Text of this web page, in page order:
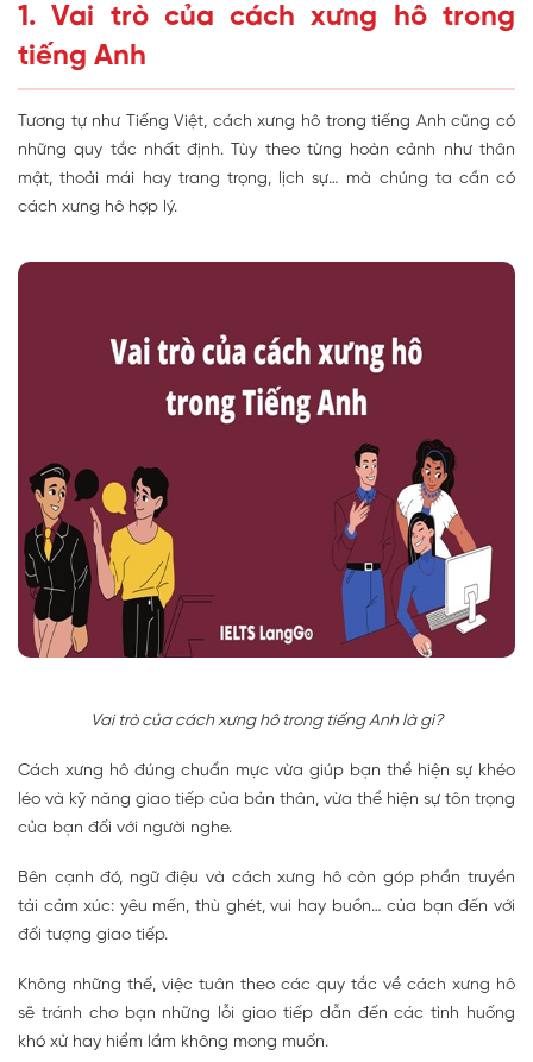
1. Vai trò của cách xưng hô trong
tiếng Anh
Tương tự như Tiếng Việt, cách xưng hô trong tiếng Anh cũng có
những quy tắc nhất định. Tùy theo từng hoàn cảnh như thân
mật, thoải mái hay trang trọng, lịch sự… mà chúng ta cần có
cách xưng hô hợp lý.
Vai trò của cách xưng hô trong tiếng Anh là gì?
Cách xưng hô đúng chuẩn mực vừa giúp bạn thể hiện sự khéo
léo và kỹ năng giao tiếp của bản thân, vừa thể hiện sự tôn trọng
của bạn đối với người nghe.
Bên cạnh đó, ngữ điệu và cách xưng hô còn góp phần truyền
tải cảm xúc: yêu mến, thù ghét, vui hay buồn… của bạn đến với
đối tượng giao tiếp.
Không những thế, việc tuân theo các quy tắc về cách xưng hô
sẽ tránh cho bạn những lỗi giao tiếp dẫn đến các tình huống
khó xử hay hiểm lầm không mong muốn.